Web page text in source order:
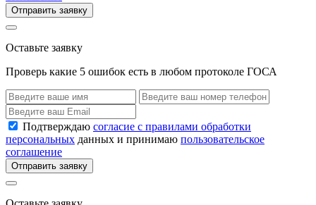
Отправить заявку
Оставьте заявку
Проверь какие 5 ошибок есть в любом протоколе ГОСА
Подтверждаю согласие с правилами обработки
персональных данных и принимаю пользовательское
соглашение
Отправить заявку